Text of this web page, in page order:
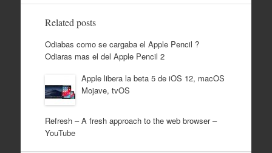
Related posts
Odiabas como se cargaba el Apple Pencil ?
Odiaras mas el del Apple Pencil 2
Apple libera la beta 5 de iOS 12, macOS
Mojave, tvOS
Refresh – A fresh approach to the web browser –
YouTube